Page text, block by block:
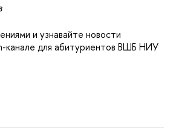
и узнавайте новости
канале для абитуриентов ВШБ НИУ